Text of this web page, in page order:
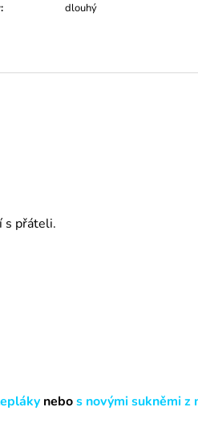
: dlouhý
s přáteli.
nebos novými sukněmiz